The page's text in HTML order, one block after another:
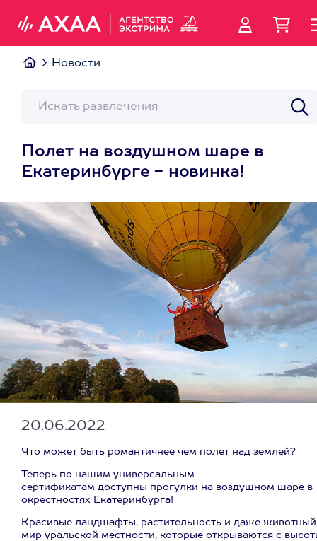
Новости
Полет на воздушном шаре в
Екатеринбурге - новинка!
20.06.2022
Что может быть романтичнее чем полет над землей?
Теперь по нашим универсальным
сертификатам доступны прогулки на воздушном шаре в
окрестностях Екатеринбурга!
Красивые ландшафты, растительность и даже животный
мир уральской местности, которые открываются с